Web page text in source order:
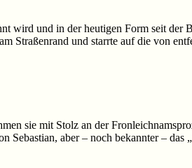
wird und in der heutigen Form seit der
Straßenrand und starrte auf die von
sie mit Stolz an der
aber – noch bekannter –